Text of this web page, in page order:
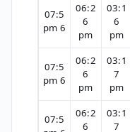
03:1
6
pm
06:2
6
pm
07:5
6 pm
03:1
7
pm
06:2
6
pm
07:5
6 pm
03:1
7
06:2
6
07:5